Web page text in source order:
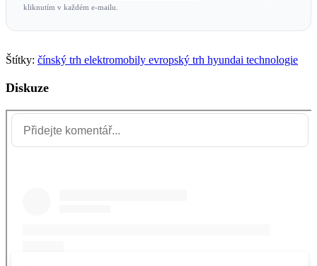
kliknutím v každém e-mailu.
Štítky: čínský trh elektromobily evropský trh hyundai technologie
Diskuze